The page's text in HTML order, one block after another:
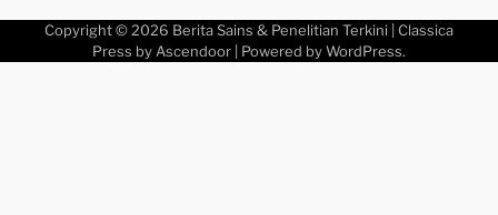
Copyright © 2026 Berita Sains & Penelitian Terkini | Classica
Press by Ascendoor | Powered by WordPress.